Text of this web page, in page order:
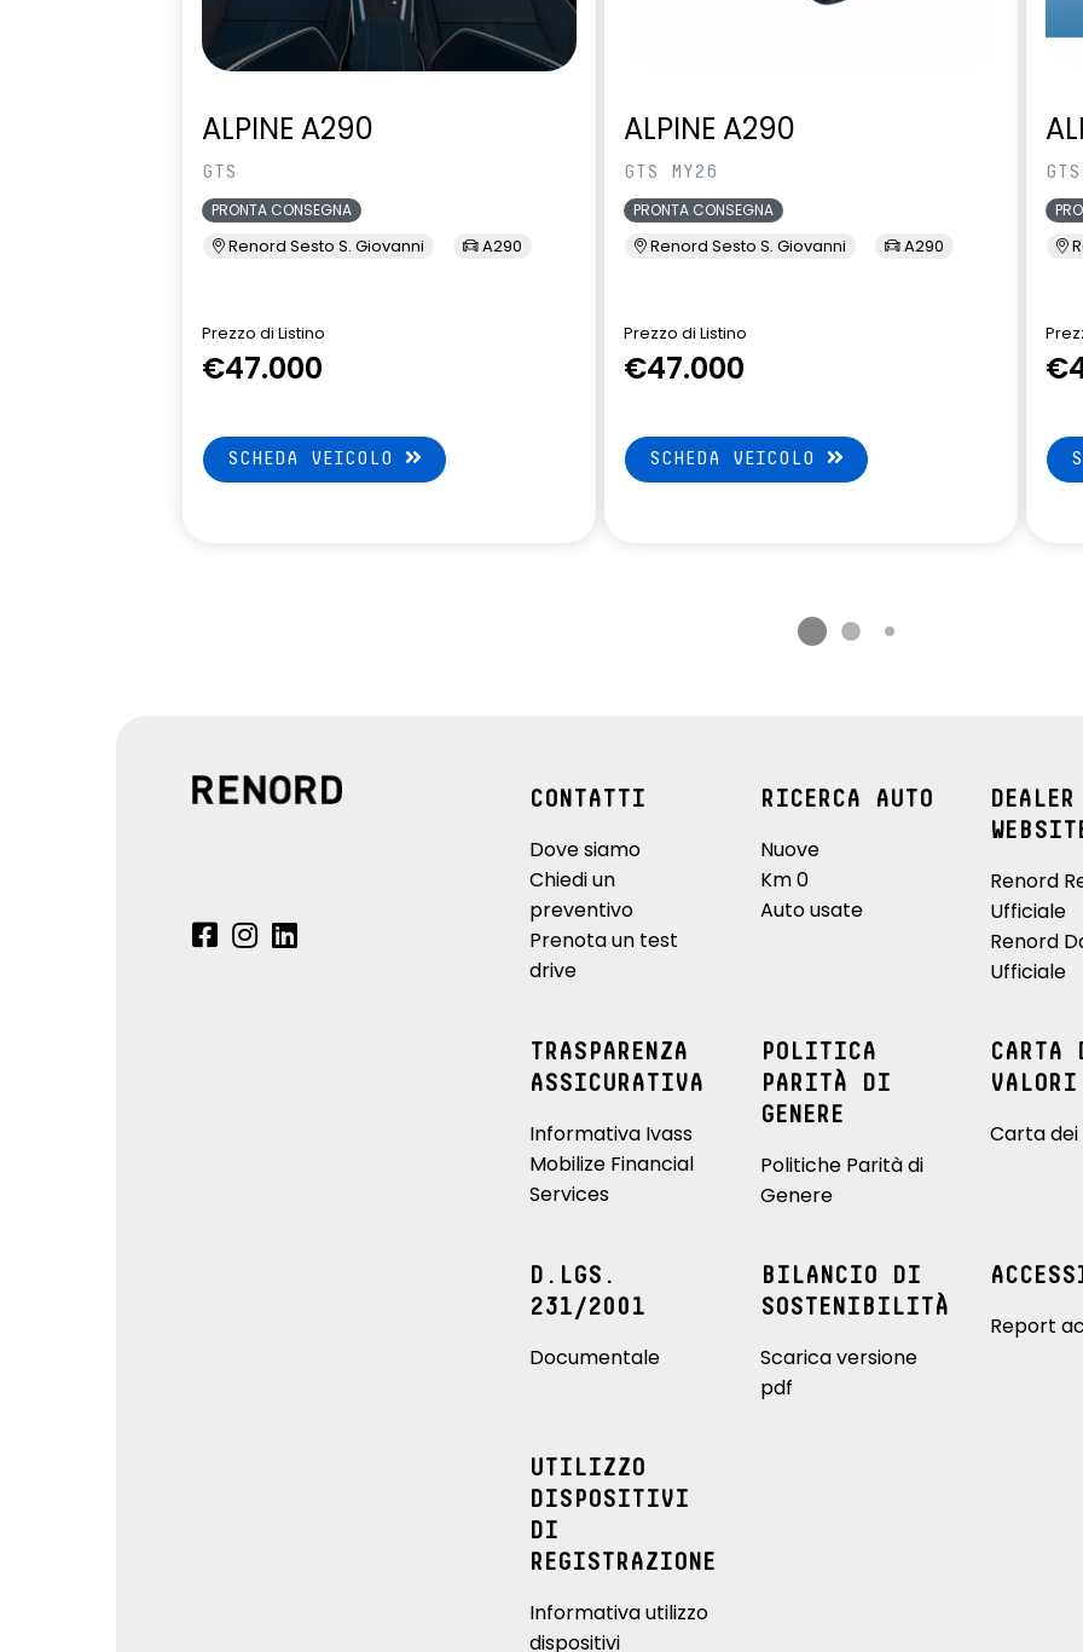
ALPINE A290
GTS
PRONTA CONSEGNA
Renord Sesto S. Giovanni A290
Prezzo di Listino
€47.000
SCHEDA VEICOLO
ALPINE A290
GTS MY26
PRONTA CONSEGNA
Renord Sesto S. Giovanni A290
Prezzo di Listino
€47.000
SCHEDA VEICOLO
CONTATTI
Dove siamo
Chiedi un
preventivo
Prenota un test
drive
RICERCA AUTO
Nuove
Km 0
Auto usate
DEALER
Renord
Ufficiale
Renord
Ufficiale
TRASPARENZA
ASSICURATIVA
Informativa Ivass
Mobilize Financial
Services
POLITICA
PARITÀ DI
GENERE
Politiche Parità di
Genere
CARTA
VALORI
Carta dei
D.LGS.
231/2001
Documentale
BILANCIO DI
SOSTENIBILITÀ
Scarica versione
pdf
Report
UTILIZZO
DISPOSITIVI
DI
REGISTRAZIONE
Informativa utilizzo
dispositivi